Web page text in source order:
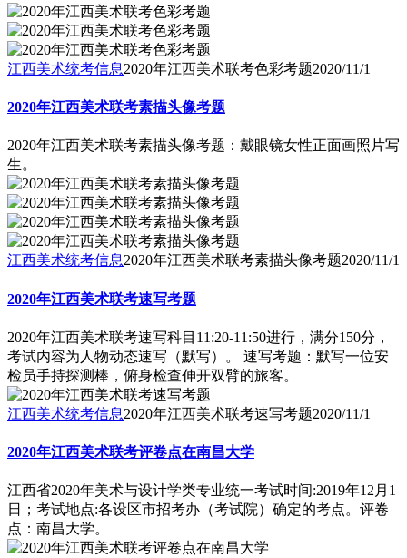
江西美术统考信息2020年江西美术联考色彩考题2020/11/1
2020年江西美术联考素描头像考题
2020年江西美术联考素描头像考题：戴眼镜女性正面画照片写
生。
江西美术统考信息2020年江西美术联考素描头像考题2020/11/1
2020年江西美术联考速写考题
2020年江西美术联考速写科目11:20-11:50进行，满分150分，
考试内容为人物动态速写（默写）。 速写考题：默写一位安
检员手持探测棒，俯身检查伸开双臂的旅客。
江西美术统考信息2020年江西美术联考速写考题2020/11/1
2020年江西美术联考评卷点在南昌大学
江西省2020年美术与设计学类专业统一考试时间:2019年12月1
日；考试地点:各设区市招考办（考试院）确定的考点。评卷
点：南昌大学。